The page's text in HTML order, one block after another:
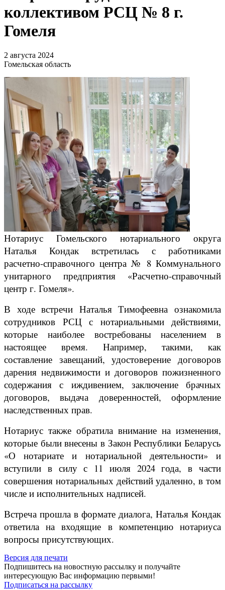
коллективом РСЦ № 8 г.
Гомеля
2 августа 2024
Гомельская область
Нотариус Гомельского нотариального округа
Наталья Кондак встретилась с работниками
расчетно-справочного центра № 8 Коммунального
унитарного предприятия «Расчетно-справочный
центр г. Гомеля».
В ходе встречи Наталья Тимофеевна ознакомила
сотрудников РСЦ с нотариальными действиями,
которые наиболее востребованы населением в
настоящее время. Например, такими, как
составление завещаний, удостоверение договоров
дарения недвижимости и договоров пожизненного
содержания с иждивением, заключение брачных
договоров, выдача доверенностей, оформление
наследственных прав.
Нотариус также обратила внимание на изменения,
которые были внесены в Закон Республики Беларусь
«О нотариате и нотариальной деятельности» и
вступили в силу с 11 июля 2024 года, в части
совершения нотариальных действий удаленно, в том
числе и исполнительных надписей.
Встреча прошла в формате диалога, Наталья Кондак
ответила на входящие в компетенцию нотариуса
вопросы присутствующих.
Версия для печати
Подпишитесь на новостную рассылку и получайте
интересующую Вас информацию первыми!
Подписаться на рассылку